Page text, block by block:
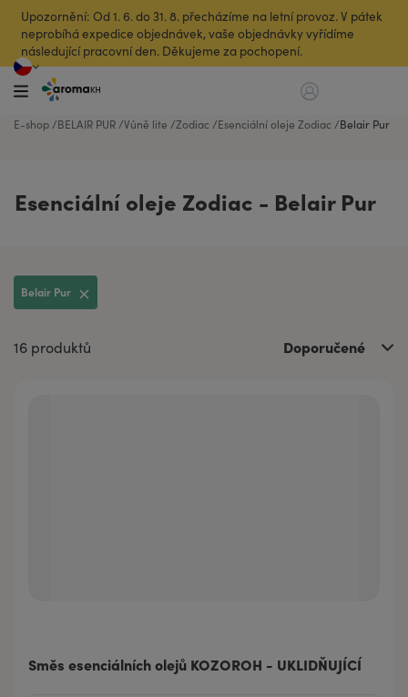
Upozornění: Od 1. 6. do 31. 8. přecházíme na letní provoz. V pátek
neprobíhá expedice objednávek, vaše objednávky vyřídíme
následující pracovní den. Děkujeme za pochopení.
E-shop BELAIR PUR Vůně lite Zodiac Esenciální oleje Zodiac Belair Pur
Esenciální oleje Zodiac - Belair Pur
Belair Pur
16 produktů Doporučené
Směs esenciálních olejů KOZOROH - UKLIDŇUJÍCÍ